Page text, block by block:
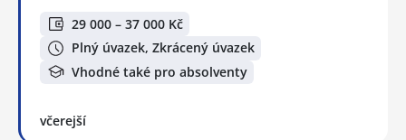
29 000 – 37 000 Kč
Plný úvazek, Zkrácený úvazek
Vhodné také pro absolventy
včerejší